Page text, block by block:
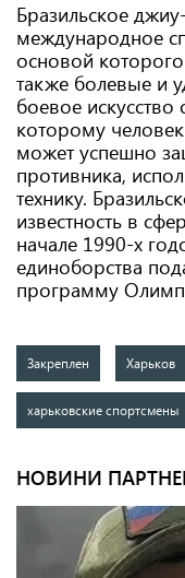
Бразильское
международное
основой
также болевые и
боевое
которому
может успешно
противника,
технику.
известность в
начале 1990-х
единоборства
программу
Закреплен Харьков
харьковские спортсмены